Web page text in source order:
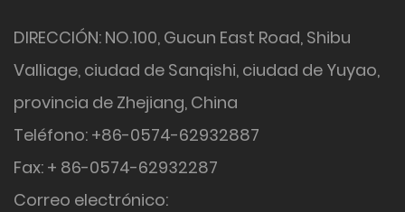
DIRECCIÓN: NO.100, Gucun East Road, Shibu
Valliage, ciudad de Sanqishi, ciudad de Yuyao,
provincia de Zhejiang, China
Teléfono: +86-0574-62932887
Fax: + 86-0574-62932287
Correo electrónico: